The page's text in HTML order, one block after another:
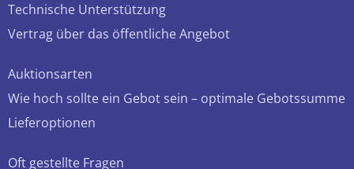
Technische Unterstützung
Vertrag über das öffentliche Angebot
Auktionsarten
Wie hoch sollte ein Gebot sein – optimale Gebotssumme
Lieferoptionen
Oft gestellte Fragen